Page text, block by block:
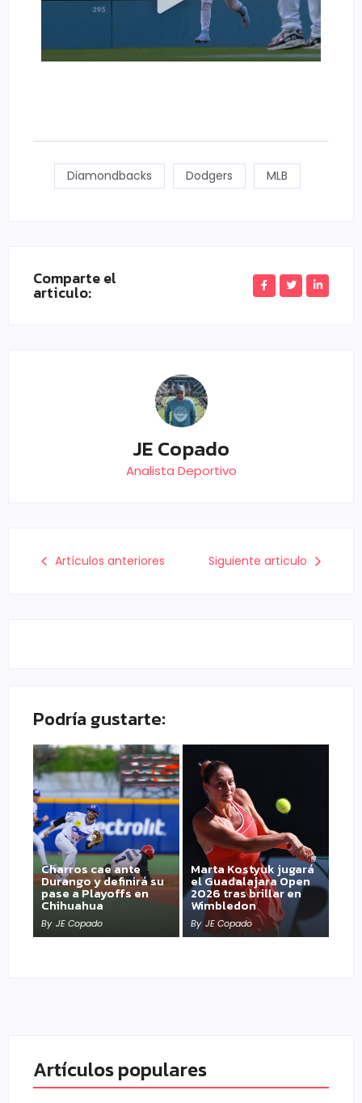
Diamondbacks Dodgers MLB
Comparte el
articulo:
JE Copado
Analista Deportivo
Artículos anteriores Siguiente articulo
Podría gustarte:
Charros cae ante
Durango y definirá su
pase a Playoffs en
Chihuahua
By JE Copado
Marta Kostyuk jugará
el Guadalajara Open
2026 tras brillar en
Wimbledon
By JE Copado
Artículos populares